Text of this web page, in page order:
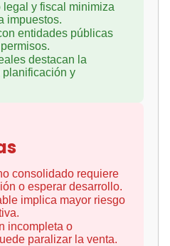
y fiscal minimiza
impuestos.
entidades públicas
destacan la
planificación y
consolidado requiere
o esperar desarrollo.
implica mayor riesgo
incompleta o
paralizar la venta.